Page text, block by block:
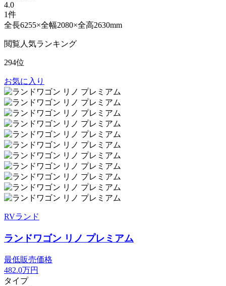
4.0
1件
全長6255×全幅2080×全高2630mm
閲覧人気ランキング
294位
お気に入り
RVランド
ランドワゴン リノ プレミアム
最低販売価格
482.0万円
タイプ